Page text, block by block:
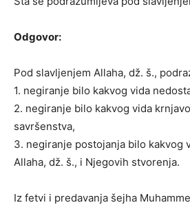
Odgovor:
Pod slavljenjem Allaha, dž. š.,
1. negiranje bilo kakvog vida
2. negiranje bilo kakvog vida
savršenstva,
3. negiranje postojanja bilo kakvog
Allaha, dž. š., i Njegovih stvorenja.
Iz fetvi i predavanja šejha